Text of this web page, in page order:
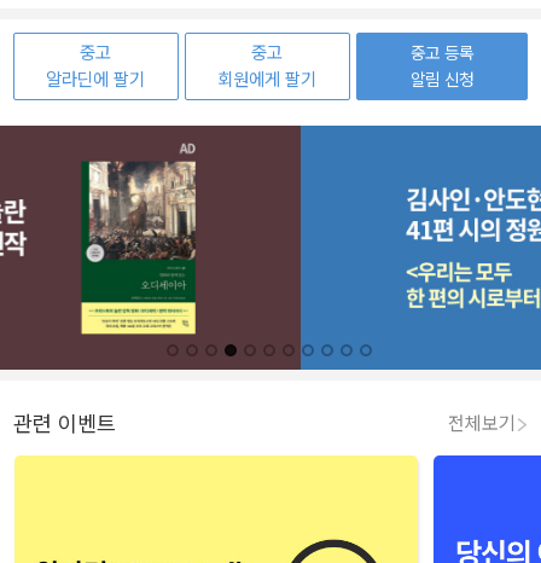
중고
알라딘에 팔기
중고
회원에게 팔기
중고 등록
알림 신청
관련 이벤트 전체보기